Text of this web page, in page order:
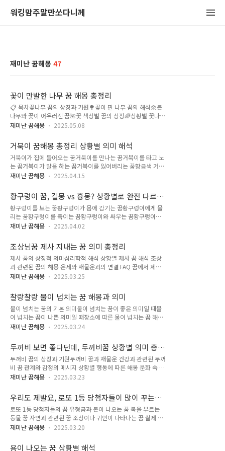
워킹맘주말만쏘다니께
재미난 꿈해몽 47
꽃이 만발한 나무 꿈 해몽 총정리
📋 목차꽃나무 꿈의 상징과 기원🌳꽃이 핀 나무 꿈의 해석🌼큰
나무와 꽃이 어우러진 꿈🌺꽃 색상별 꿈의 상징🌈상황별 꽃나무
꿈 해몽🌿불길한 꽃나무 꿈도 있을까?😟🌸꽃나무 꿈 상황 정리
아마도 마음이 따뜻해지고 설렘이 느껴졌을 거예요. 꿈에서 등장
하는 ‘꽃이 많은 나무’는 단순히 아름다움을 의미하는 게 아니랍
니다. 다양한 감정과 운세, 미래의 변화를 상징하기도 해요. 이번
글에서는 꽃나무가 나오는 꿈, 특히 ‘크고 꽃이 풍성한 나무’, ‘색
색의 꽃이 핀 상황’, ‘누군가에게 꽃을 받는 꿈’처럼 구체적인 상
즘 나에게 다가올 좋은 소식을 암시하는 경우가 많았어요. 🌳 꽃
나무..
재미난 꿈해몽 2025.05.08
거북이 꿈해몽 총정리 상황별 의미 해석
거북이가 집에 들어오는 꿈거북이를 만나는 꿈거북이를 타고 노
는 꿈거북이가 말을 하는 꿈거북이를 잃어버리는 꿈황금색 거북
이를 보는 꿈거북이 관련 꿈 FAQ거북이는 꿈속에서 매우 상징적
호 같은 의미를 가지죠. 하지만 어떤 상황에서 어떻게 등장했느
냐에 따라 그 해석은 완전히 달라질 수 있어요. 내가 생각했을 때
거북이 꿈은 인생의 흐름과 타이밍, 그리고 안정감을 말해주는
신호 같아요. 이 글에서는 거북이와 관련된 다양한 꿈 상황별 해
석을 자세히 풀어볼게요. 거북이가 집에 들어오는 꿈거북이가 집
들어오거나, 귀한 손님이 찾아올 것을 암시해요. 특히 사업하는
사람이나 자영업자라면 좋은 계..
재미난 꿈해몽 2025.04.15
황구렁이 꿈, 길몽 vs 흉몽? 상황별로 완전 다르
게 해석됩니다!
황구렁이를 보는 꿈황구렁이가 몸에 감기는 꿈황구렁이에게 물
리는 꿈황구렁이를 죽이는 꿈황구렁이와 싸우는 꿈황구렁이가
도망가는 꿈FAQ황구렁이는 꿈속에서 굉장히 강력한 상징을 가
인 의미를 내포하는데, 그 중에서도 황구렁이는 재물과 권력의
상징으로 자주 해석돼요. 특히 꿈에 나올 경우, 단순한 일상적 꿈
이라기보다 무언가 변화나 전환점이 될 수 있는 메시지를 담고
있을 확률이 높아요. 내가 생각했을 때 황구렁이가 나오는 꿈은
그 자체로 중요한 의미가 있고, 상황에 따라 전혀 다른 해석이 가
렁이 꿈을 어떻게 해석해야 할지 꼼꼼하게 살펴볼게요. 황구렁이
를 보는 꿈꿈속에서 황구렁이를 멀리서 ..
재미난 꿈해몽 2025.04.02
조상님꿈 제사 지내는 꿈 의미 총정리
제사 꿈의 상징적 의미심리학적 해석 상황별 제사 꿈 해석 조상
과 관련된 꿈의 해몽 운세와 재물운과의 연결 FAQ 꿈에서 제사
를 지내는 장면을 보거나 직접 제사를 준비하는 경우, 많은 사람
요. 하지만 실제로는 다양한 의미를 담고 있답니다. 이 꿈은 단순
한 전통 의식 이상의 상징성을 지니고 있어서 해석에 따라 삶의
방향을 비춰주는 중요한 단서가 되기도 해요. 제사 꿈은 조상과
의 연결, 내면의 불안, 가족에 대한 책임감, 과거에 대한 정리 같
은 여러 상징을 포함하고 있어요. 꿈의 내용이 어떠했는지, 감정
그래서 오늘은 제사 꿈에 대한 다양한 해석을 통해 그 속에 숨겨
진 메시지를 하나하나 풀..
재미난 꿈해몽 2025.03.25
찰랑찰랑 물이 넘치는 꿈 해몽과 의미
물이 넘치는 꿈의 기본 의미물이 넘치는 꿈이 좋은 의미일 때물
이 넘치는 꿈이 나쁜 의미일 때장소에 따른 물이 넘치는 꿈 해석
맑은물이 넘치는 꿈해몽 10가지FAQ물이 넘치는 꿈을 꾸면 감정
물은 우리의 감정을 상징하는 경우가 많기 때문에 꿈속에서 물이
넘치는 장면이 어떤 분위기였는지에 따라 해석이 달라질 수 있답
니다. 예를 들어 맑은 물이 넘치는 꿈이라면 좋은 변화와 풍요로
움을 의미할 가능성이 크고, 반대로 탁한 물이 넘친다면 스트레
스나 문제를 암시할 수도 있어요. 꿈의 분위기, 상황, 장소에 따
이 넘치는 꿈의 기본 의미 물이 넘치는 꿈은 일반적으로 감정,
변화, 기회, 스트레스 등..
재미난 꿈해몽 2025.03.24
두꺼비 보면 좋다던데, 두꺼비꿈 상황별 의미 총
정리
두꺼비 꿈의 상징과 기원두꺼비 꿈과 재물운 건강과 관련된 두꺼
비 꿈 관계와 감정의 메시지 상황별 행동에 따른 해몽 문화 속 두
꺼비 꿈 이야기 FAQ 두꺼비가 등장하는 꿈은 한국 전통 해몽에
상징하는 존재로 많은 사람들이 그 의미에 관심을 가져요. 꿈속
에서 두꺼비를 보는 것은 단순한 이미지가 아니라 내면의 깊은
변화와 상징적 메시지를 담고 있는 경우가 많답니다. 꿈의 해석
은 시대와 문화에 따라 달라질 수 있지만, 두꺼비는 보통 좋은 기
운을 의미하는 존재예요. 특히 상황에 따라 의미가 세밀하게 달
행동, 내 감정 상태까지 함께 고려해야 해요. 두꺼비 꿈의 상징과
재미난 꿈해몽 2025.03.23
우리도 제발요, 로또 1등 당첨자들이 많이 꾸는
꿈
로또 1등 당첨자들의 꿈 유형금과 돈이 나오는 꿈 복을 부르는
동물 꿈 자연과 관련된 꿈 조상이나 귀인이 나타나는 꿈 실제 로
또 1등 당첨자의 꿈 사례 FAQ 로또 1등에 당첨된 사람들 중 많
관이 있을까요? 꿈은 무의식의 반영이라고 하지만, 오래전부터
재미난 꿈해몽 2025.03.20
용이 나오는 꿈 상황별 해석